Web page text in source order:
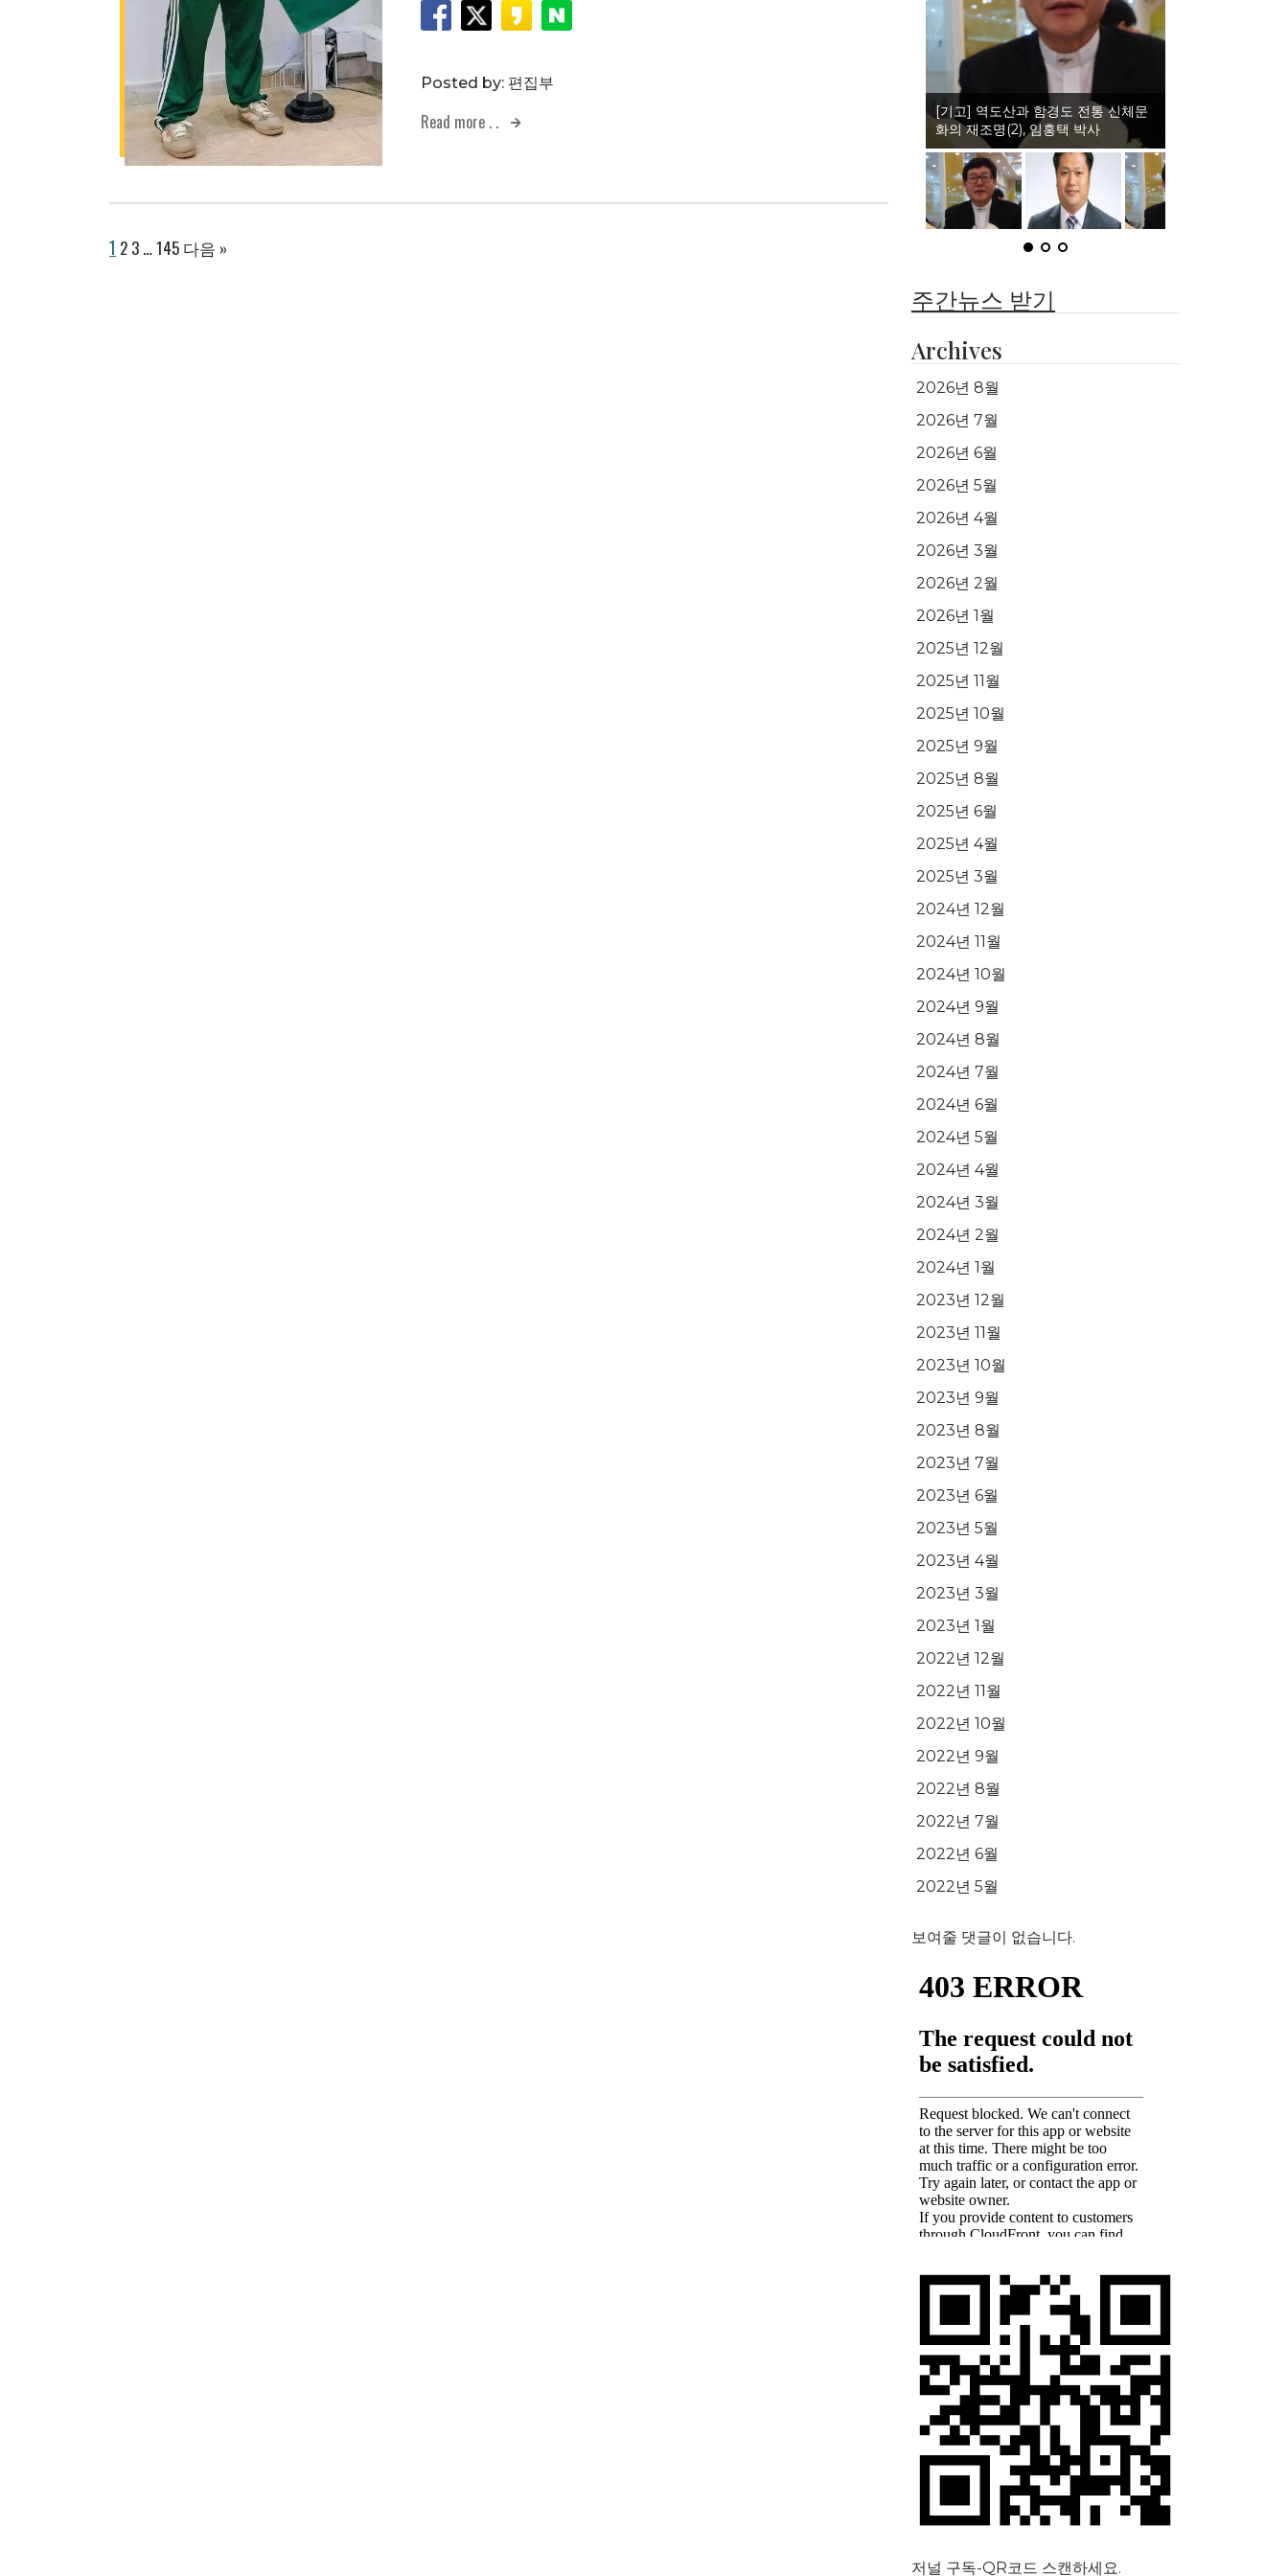
Posted by: 편집부
Read more . .
1 2 3 …145 다음 »
(인터뷰)이북도민체육회와 권격도 발
전, 정일홍 회장
주간뉴스 받기
Archives
2026년 8월
2026년 7월
2026년 6월
2026년 5월
2026년 4월
2026년 3월
2026년 2월
2026년 1월
2025년 12월
2025년 11월
2025년 10월
2025년 9월
2025년 8월
2025년 6월
2025년 4월
2025년 3월
2024년 12월
2024년 11월
2024년 10월
2024년 9월
2024년 8월
2024년 7월
2024년 6월
2024년 5월
2024년 4월
2024년 3월
2024년 2월
2024년 1월
2023년 12월
2023년 11월
2023년 10월
2023년 9월
2023년 8월
2023년 7월
2023년 6월
2023년 5월
2023년 4월
2023년 3월
2023년 1월
2022년 12월
2022년 11월
2022년 10월
2022년 9월
2022년 8월
2022년 7월
2022년 6월
2022년 5월
보여줄 댓글이 없습니다.
저널 구독-QR코드 스캔하세요.